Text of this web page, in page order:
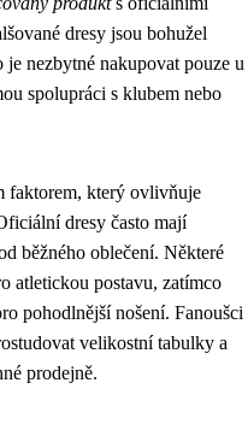
dresy jsou bohužel
nezbytné nakupovat pouze u
spolupráci s klubem nebo
faktorem, který ovlivňuje
dresy často mají
běžného oblečení. Některé
atletickou postavu, zatímco
pohodlnější nošení. Fanoušci
velikostní tabulky a
prodejně.